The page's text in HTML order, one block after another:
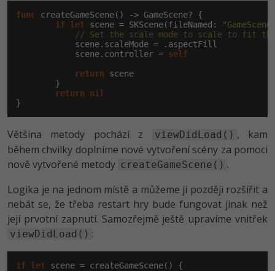
func createGameScene() -> GameScene? {
if
let scene = SKScene(fileNamed:
// Set the scale mode to scale to fit the
            scene.scaleMode = .aspectFill
            scene.controller =
self
return scene
        }
return
nil
}
Většina metody pochází z viewDidLoad() , kam
během chvilky doplníme nové vytvoření scény za pomoci
nově vytvořené metody createGameScene() .
Logika je na jednom místě a můžeme ji později rozšířit a
nebát se, že třeba restart hry bude fungovat jinak než
její prvotní zapnutí. Samozřejmě ještě upravíme vnitřek
viewDidLoad() :
if let scene = createGameScene() {